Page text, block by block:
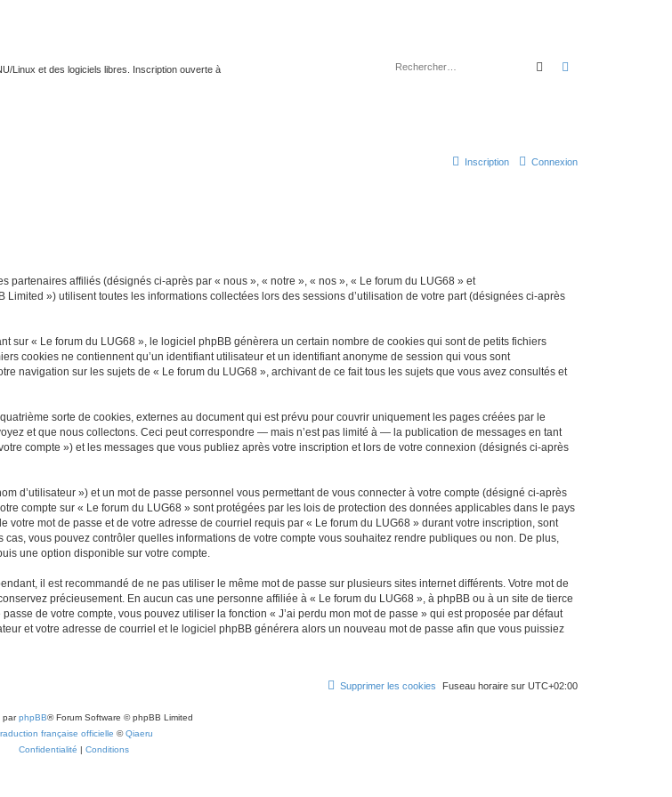
Linux et des logiciels libres. Inscription ouverte à
Rechercher
Connexion
Inscription
affiliés (désignés ci-après par « nous », « notre », « nos », « Le forum du LUG68 » et
») utilisent toutes les informations collectées lors des sessions d’utilisation de votre part (désignées ci-après
sur « Le forum du LUG68 », le logiciel phpBB génèrera un certain nombre de cookies qui sont de petits fichiers
cookies ne contiennent qu’un identifiant utilisateur et un identifiant anonyme de session qui vous sont
navigation sur les sujets de « Le forum du LUG68 », archivant de ce fait tous les sujets que vous avez consultés et
sorte de cookies, externes au document qui est prévu pour couvrir uniquement les pages créées par le
et que nous collectons. Ceci peut correspondre — mais n’est pas limité à — la publication de messages en tant
compte ») et les messages que vous publiez après votre inscription et lors de votre connexion (désignés ci-après
d’utilisateur ») et un mot de passe personnel vous permettant de vous connecter à votre compte (désigné ci-après
compte sur « Le forum du LUG68 » sont protégées par les lois de protection des données applicables dans le pays
votre mot de passe et de votre adresse de courriel requis par « Le forum du LUG68 » durant votre inscription, sont
vous pouvez contrôler quelles informations de votre compte vous souhaitez rendre publiques ou non. De plus,
une option disponible sur votre compte.
il est recommandé de ne pas utiliser le même mot de passe sur plusieurs sites internet différents. Votre mot de
précieusement. En aucun cas une personne affiliée à « Le forum du LUG68 », à phpBB ou à un site de tierce
de votre compte, vous pouvez utiliser la fonction « J’ai perdu mon mot de passe » qui est proposée par défaut
et votre adresse de courriel et le logiciel phpBB générera alors un nouveau mot de passe afin que vous puissiez
Fuseau horaire sur UTC+02:00
Supprimer les cookies
parphpBB® Forum Software © phpBB Limited
française officielle ©Qiaeru
Confidentialité | Conditions